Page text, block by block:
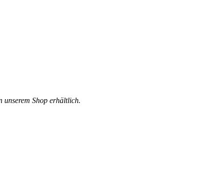
unserem Shop erhältlich.